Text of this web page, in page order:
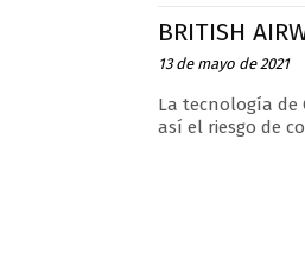
BRITISH
13 de mayo de 2021
La tecnología de
así el riesgo de